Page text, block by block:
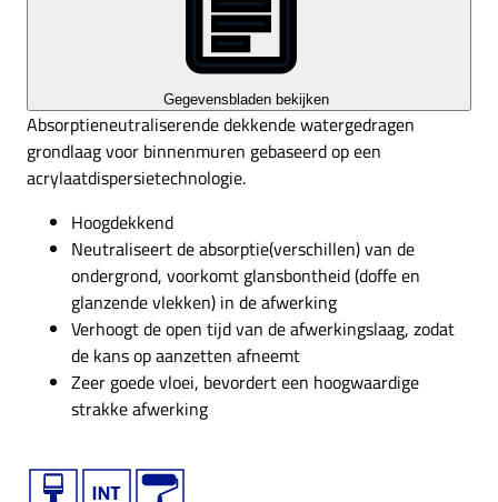
Gegevensbladen bekijken
Absorptieneutraliserende dekkende watergedragen
grondlaag voor binnenmuren gebaseerd op een
acrylaatdispersietechnologie.
Hoogdekkend
Neutraliseert de absorptie(verschillen) van de
ondergrond, voorkomt glansbontheid (doffe en
glanzende vlekken) in de afwerking
Verhoogt de open tijd van de afwerkingslaag, zodat
de kans op aanzetten afneemt
Zeer goede vloei, bevordert een hoogwaardige
strakke afwerking